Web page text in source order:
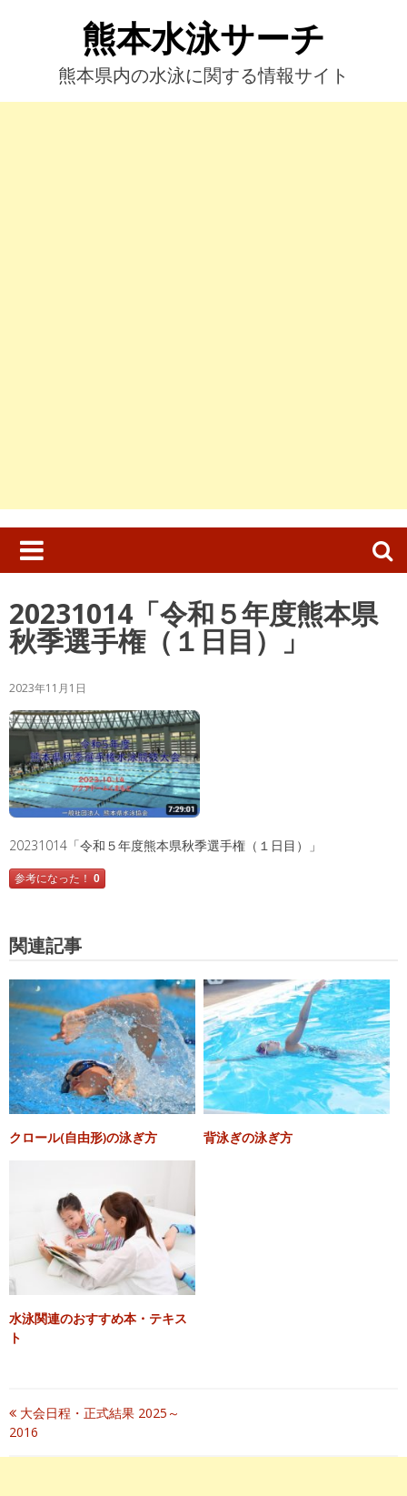
へ
熊本水泳サーチ
熊本県内の水泳に関する情報サイト
検
索:
20231014「令和５年度熊本県
秋季選手権（１日目）」
2023年11月1日
20231014「令和５年度熊本県秋季選手権（１日目）」
参考になった！ 0
関連記事
クロール(自由形)の泳ぎ方 背泳ぎの泳ぎ方
水泳関連のおすすめ本・テキス
ト
投
稿
大会日程・正式結果 2025～
2016